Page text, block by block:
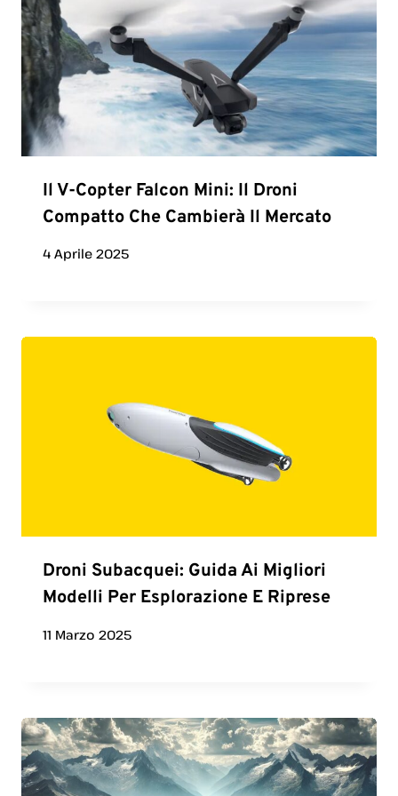
Il V-Copter Falcon Mini: Il Droni
Compatto Che Cambierà Il Mercato
4 Aprile 2025
Droni Subacquei: Guida Ai Migliori
Modelli Per Esplorazione E Riprese
11 Marzo 2025